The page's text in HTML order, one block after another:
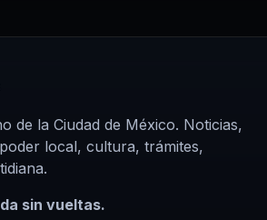
de la Ciudad de México. Noticias,
local, cultura, trámites,
sin vueltas.